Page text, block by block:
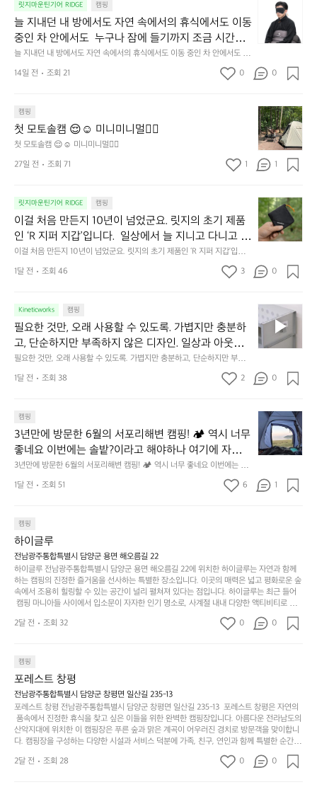
릿지마운틴기어 RIDGE 캠핑
늘 지내던 내 방에서도 자연 속에서의 휴식에서도 이동
중인 차 안에서도  누구나 잠에 들기까지 조금 시간이
걸리는 순간이 있습니다.  그럴 때는 차분하게 눈을 가
려보세요. 마치 암막 커튼을 조용히 내리듯이.  Polarte
c® Wind Pro™의 온기가 눈가를 포근히 감싸줍니다.
줍니다.  이 슬립 웜을 쓰는 것만으로 그곳은 나만의 밤
이 됩니다.  안녕히 주무세요.
늘 지내던 내 방에서도 자연 속에서의 휴식에서도 이동 중인 차 안에서도  누
구나 잠에 들기까지 조금 시간이 걸리는 순간이 있습니다.  그럴 때는 차분하
게 눈을 가려보세요. 마치 암막 커튼을 조용히 내리듯이.  Polartec® Wind
밤이 됩니다.  안녕히 주무세요.
내
던
방
도
자
연
속
에
의
휴
식
에
도
이
중
인
차
안
서
도
구
나
잠
에
기
까
이
걸
리
는
순
다.
그
럴
때
는
차
14일 전 조회 21 0 0
캠핑
첫 모토솔캠 😌☺️ 미니미니멀👌🏼
첫 모토솔캠 😌☺️ 미니미니멀👌🏼
첫
모
토
솔
캠
☺️
미
니
미
멀
👌🏼
27일 전 조회 71 1 1
릿지마운틴기어 RIDGE 캠핑
이걸 처음 만든지 10년이 넘었군요. 릿지의 초기 제품
인 ‘R 지퍼 지갑’입니다.  일상에서 늘 지니고 다니고 싶
어지는 물건에는 크기, 무게, 형태, 색감 사이의 아주 미
묘한 밸런스가 존재합니다.  예를 들자면 일에 집중하
느라 책상 위 가장자리에 대충 걸쳐 놓아도 시야에 걸
는 균형감에서 출발했습니다.  그중에서도 슬림함에 철
저히 집착했습니다. 튼튼한 내구도와 넉넉한 수납력을
해치치 않는 선에서, 가장 가볍고 얇게 설계했습니다.
이 디자인과 사용감은, 꼭 직접 손으로 만져보며 경험
해 보시기를 바랍니다.
이걸 처음 만든지 10년이 넘었군요. 릿지의 초기 제품인 ‘R 지퍼 지갑’입니
다.  일상에서 늘 지니고 다니고 싶어지는 물건에는 크기, 무게, 형태, 색감
사이의 아주 미묘한 밸런스가 존재합니다.  예를 들자면 일에 집중하느라 책
철저히 집착했습니다. 튼튼한 내구도와 넉넉한 수납력을 해치치 않는 선에
서, 가장 가볍고 얇게 설계했습니다.  이 디자인과 사용감은, 꼭 직접 손으로
만져보며 경험해 보시기를 바랍니다.
이
걸
처
음
든
0
년
이
넘
군
지
의
초
기
품
갑’입
니
다.
일
상
에
고
다
니
고
싶
어
1달 전 조회 46 3 0
Kineticworks 캠핑
필요한 것만, 오래 사용할 수 있도록. 가볍지만 충분하
고, 단순하지만 부족하지 않은 디자인. 일상과 아웃도
어의 경계를 자연스럽게 이어주는 RIDGE MOUNTAIN
GEAR. 키네틱웍스에서 만나보세요.
필요한 것만, 오래 사용할 수 있도록. 가볍지만 충분하고, 단순하지만 부족하
지 않은 디자인. 일상과 아웃도어의 경계를 자연스럽게 이어주는 RIDGE M
OUNTAIN GEAR. 키네틱웍스에서 만나보세요.
필
요
한
것
오
용
할
수
있
록.
분
하
고,
단
순
하
하
지
않
은
디
자
1달 전 조회 38 2 0
캠핑
3년만에 방문한 6월의 서포리해변 캠핑! 🏕 역시 너무
좋네요 이번에는 솔밭?이라고 해야하나 여기에 자리를
잡았는데 정말 시원하고 경치도 좋네요  서해치고 물도
맑은편, 아이들도 놀기 좋고 1박 2일은 넘 짧게 느껴지
네요  .1박 1동 1만원 (수금은 7시쯤, 동네에서 관리) .수
바로 화장실있음 .5분거리 cu .2분거리 음식점  항구에
서부터 해변까지 버스도 다니네요 ㅎㅎㅎ 아이들 엄청
좋아하네요 점심쯤도착해서 철수할때까지 물놀이 3
타임이나 했네요 ⛱️
3년만에 방문한 6월의 서포리해변 캠핑! 🏕 역시 너무 좋네요 이번에는 솔
밭?이라고 해야하나 여기에 자리를 잡았는데 정말 시원하고 경치도 좋네요
서해치고 물도 맑은편, 아이들도 놀기 좋고 1박 2일은 넘 짧게 느껴지네요  .
항구에서부터 해변까지 버스도 다니네요 ㅎㅎㅎ 아이들 엄청 좋아하네요 점
심쯤도착해서 철수할때까지 물놀이 3타임이나 했네요 ⛱️
년
만
에
문
포
리
해
변
캠
핑!
무
좋
네
요
이
1달 전 조회 51 6 1
캠핑
하이글루
전남광주통합특별시 담양군 용면 해오름길 22
하이글루 전남광주통합특별시 담양군 용면 해오름길 22에 위치한 하이글루는 자연과 함께
하는 캠핑의 진정한 즐거움을 선사하는 특별한 장소입니다. 이곳의 매력은 넓고 평화로운 숲
속에서 조용히 힐링할 수 있는 공간이 널리 펼쳐져 있다는 점입니다. 하이글루는 최근 들어
캠핑 마니아들 사이에서 입소문이 자자한 인기 명소로, 사계절 내내 다양한 액티비티로 방
문객들을 맞이합니다. 특히, 하이글루의 독특한 시설인 글램핑 텐트는 고객들에게 아늑한 잠
자리를 제공하며, 캠핑의 매력을 한층 더해 줍니다. 밖에서는 자연의 소리를 들으며, 내부에
함께 좋은 시간을 보낼 수 있다는 것입니다. 또한, 하이글루 인근에는 다양한 트레킹 코스와
자전거 도로가 있어 아웃도어 활동을 좋아하는 이들에게 더욱 참조할 만한 장소가 됩니다.
담양의 아름다운 자연과 함께, 건강한 레저 활동을 즐기며 행복한 캠핑 경험을 쌓으실 수 있
습니다. 하이글루에서 특별한 순간을 만끽해보세요. 따뜻한 햇살과 함께하는 아침, 상징적인
담양의 죽녹원과 함께 어우러진 저녁, 그리고 고요한 밤하늘 아래에서 별을 바라보며 나누는
이야기들은 여러분의 캠핑 여행을 더욱 특별하게 만들어 줄 것입니다.  인기 정도: ★★★★
★
2달 전 조회 32 0 0
캠핑
포레스트 창평
전남광주통합특별시 담양군 창평면 일산길 235-13
포레스트 창평 전남광주통합특별시 담양군 창평면 일산길 235-13  포레스트 창평은 자연의
품속에서 진정한 휴식을 찾고 싶은 이들을 위한 완벽한 캠핑장입니다. 아름다운 전라남도의
산악지대에 위치한 이 캠핑장은 푸른 숲과 맑은 계곡이 어우러진 경치로 방문객을 맞이합니
다. 캠핑장을 구성하는 다양한 시설과 서비스 덕분에 가족, 친구, 연인과 함께 특별한 순간을
만들어갈 수 있는 최적의 공간이 됩니다.  포레스트 창평은 주말마다 직접 재배한 신선한 농
산물을 제공하는 캠핑장으로, 현지에서만 느낄 수 있는 자연의 맛을 경험할 수 있습니다. 또
2달 전 조회 28 0 0